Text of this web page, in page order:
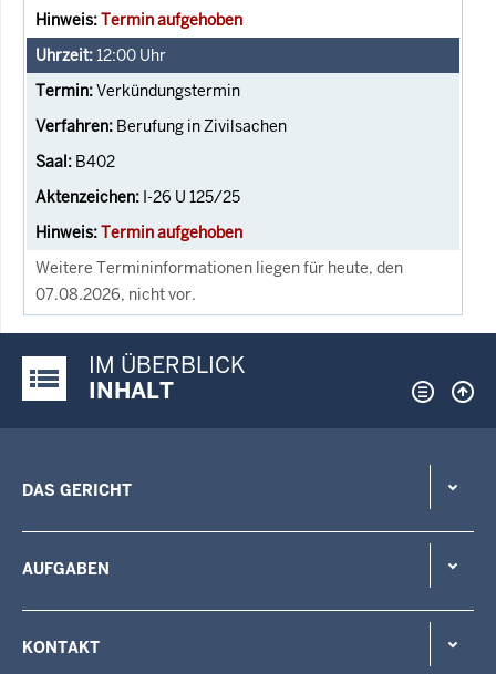
Termin aufgehoben
12:00 Uhr
Verkündungstermin
Berufung in Zivilsachen
B402
I-26 U 125/25
Termin aufgehoben
Weitere Termininformationen liegen für heute, den
07.08.2026, nicht vor.
Justiz-Portal im Überblick:
IM ÜBERBLICK
INHALT
DAS GERICHT
AUFGABEN
KONTAKT